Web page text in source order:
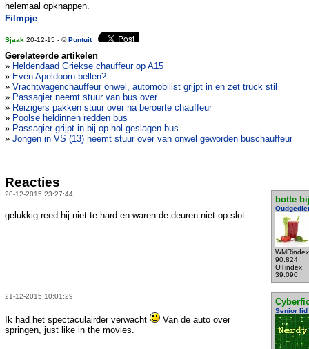
helemaal opknappen.
Filmpje
Sjaak 20-12-15 - ©Puntuit
Gerelateerde artikelen
» Heldendaad Griekse chauffeur op A15
» Even Apeldoorn bellen?
» Vrachtwagenchauffeur onwel, automobilist grijpt in en zet truck stil
» Passagier neemt stuur van bus over
» Reizigers pakken stuur over na beroerte chauffeur
» Poolse heldinnen redden bus
» Passagier grijpt in bij op hol geslagen bus
» Jongen in VS (13) neemt stuur over van onwel geworden buschauffeur
Reacties
20-12-2015 23:27:44
botte
90.824
OTindex:
39.090
gelukkig reed hij niet te hard en waren de deuren niet op slot....
21-12-2015 10:01:29
Senior lid
Ik had het spectaculairder verwacht
Van de auto over
springen, just like in the movies.